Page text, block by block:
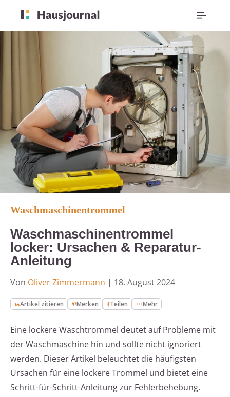
Waschmaschinentrommel
Waschmaschinentrommel
locker: Ursachen & Reparatur-
Anleitung
Von Oliver Zimmermann | 18. August 2024
Artikel zitieren Merken Teilen Mehr
Eine lockere Waschtrommel deutet auf Probleme mit
der Waschmaschine hin und sollte nicht ignoriert
werden. Dieser Artikel beleuchtet die häufigsten
Ursachen für eine lockere Trommel und bietet eine
Schritt-für-Schritt-Anleitung zur Fehlerbehebung.